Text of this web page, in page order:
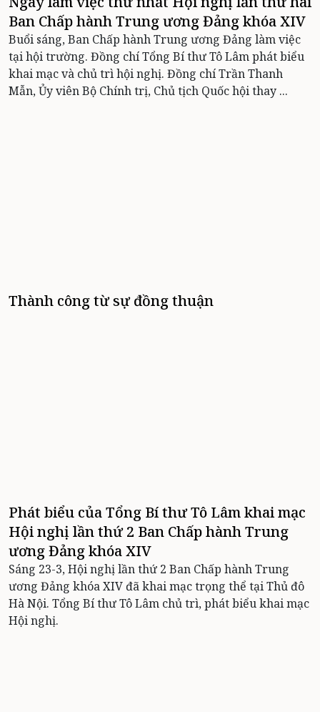
Ban Chấp hành Trung ương Đảng khóa XIV
Buổi sáng, Ban Chấp hành Trung ương Đảng làm việc
tại hội trường. Đồng chí Tổng Bí thư Tô Lâm phát biểu
khai mạc và chủ trì hội nghị. Đồng chí Trần Thanh
Mẫn, Ủy viên Bộ Chính trị, Chủ tịch Quốc hội thay ...
Thành công từ sự đồng thuận
Phát biểu của Tổng Bí thư Tô Lâm khai mạc
Hội nghị lần thứ 2 Ban Chấp hành Trung
ương Đảng khóa XIV
Sáng 23-3, Hội nghị lần thứ 2 Ban Chấp hành Trung
ương Đảng khóa XIV đã khai mạc trọng thể tại Thủ đô
Hà Nội. Tổng Bí thư Tô Lâm chủ trì, phát biểu khai mạc
Hội nghị.